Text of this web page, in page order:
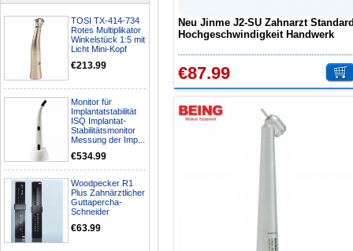
TOSI TX-414-734
Rotes Multiplikator
Winkelstück 1:5 mit
Licht Mini-Kopf
€213.99
Monitor für
Implantatstabilität
ISQ Implantat-
Stabilitätsmonitor
Messung der Imp...
€534.99
Woodpecker R1
Plus Zahnärztlicher
Guttapercha-
Schneider
€63.99
Nationalfeiertagsangebot
Aufbereitung rotierender
Instrumente
Welche Zahnbleaching-
Methoden gibt es?
Neu Jinme J2-SU Zahnarzt
Hochgeschwindigkeit Handwerk
€87.99